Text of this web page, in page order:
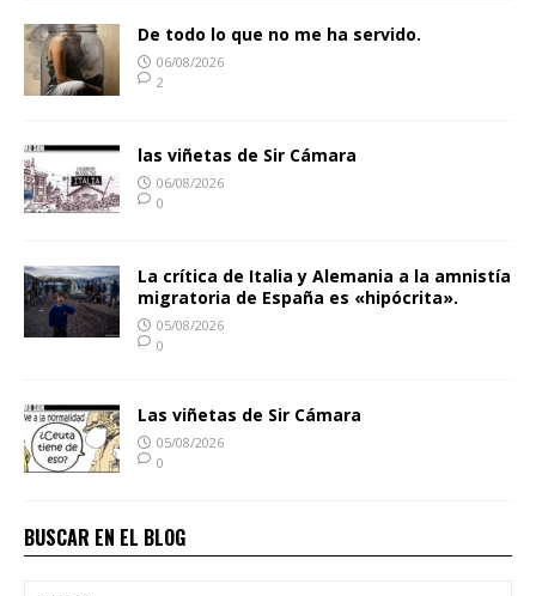
De todo lo que no me ha servido.
06/08/2026
2
las viñetas de Sir Cámara
06/08/2026
0
La crítica de Italia y Alemania a la amnistía
migratoria de España es «hipócrita».
05/08/2026
0
Las viñetas de Sir Cámara
05/08/2026
0
BUSCAR EN EL BLOG